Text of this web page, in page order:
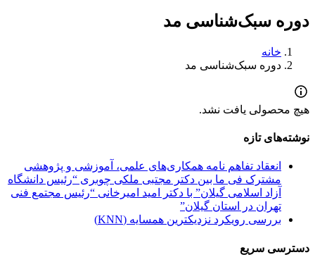
دوره سبک‌شناسی مد
خانه
دوره سبک‌شناسی مد
هیچ محصولی یافت نشد.
نوشته‌های تازه
انعقاد تفاهم نامه همکاری‌های علمی، آموزشی و پژوهشی
مشترک فی ما بین دکتر مجتبی ملکی چوبری “رئیس دانشگاه
آزاد اسلامی گیلان” با دکتر امید امیرخانی “رئیس مجتمع فنی
تهران در استان گیلان”
بررسی رویکرد نزدیکترین همسایه (KNN)
دسترسی سریع